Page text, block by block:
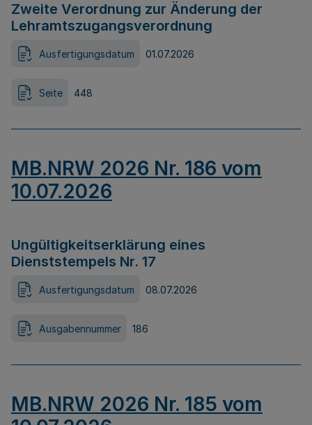
Zweite Verordnung zur Änderung der
Lehramtszugangsverordnung
Ausfertigungsdatum 01.07.2026
Seite 448
MB.NRW 2026 Nr. 186 vom
10.07.2026
Ungültigkeitserklärung eines
Dienststempels Nr. 17
Ausfertigungsdatum 08.07.2026
Ausgabennummer 186
MB.NRW 2026 Nr. 185 vom